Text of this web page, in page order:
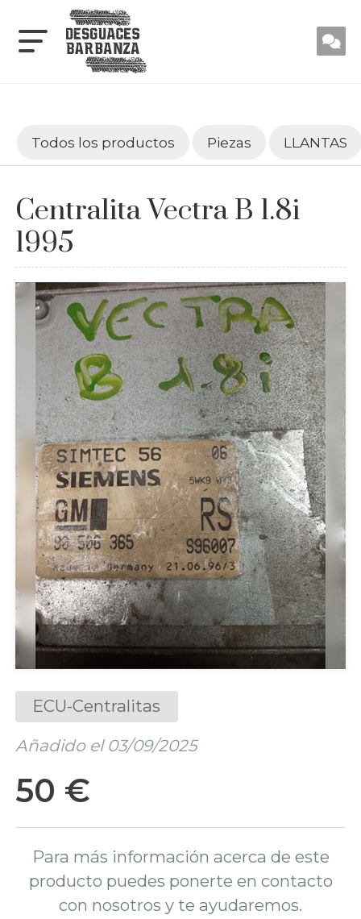
Todos los productos Piezas LLANTAS
Centralita Vectra B 1.8i
1995
ECU-Centralitas
Añadido el 03/09/2025
50 €
Para más información acerca de este
producto puedes ponerte en contacto
con nosotros y te ayudaremos.